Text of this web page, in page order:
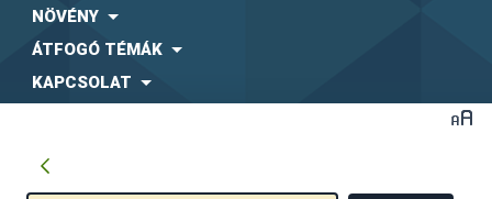
NÖVÉNY
ÁTFOGÓ TÉMÁK
KAPCSOLAT